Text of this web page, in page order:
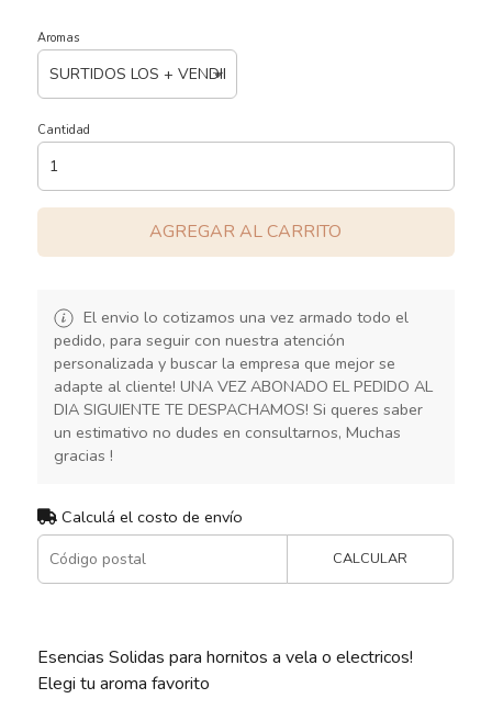
Aromas
Cantidad
AGREGAR AL CARRITO
El envio lo cotizamos una vez armado todo el
pedido, para seguir con nuestra atención
personalizada y buscar la empresa que mejor se
adapte al cliente! UNA VEZ ABONADO EL PEDIDO AL
DIA SIGUIENTE TE DESPACHAMOS! Si queres saber
un estimativo no dudes en consultarnos, Muchas
gracias !
Calculá el costo de envío
CALCULAR
Esencias Solidas para hornitos a vela o electricos!
Elegi tu aroma favorito